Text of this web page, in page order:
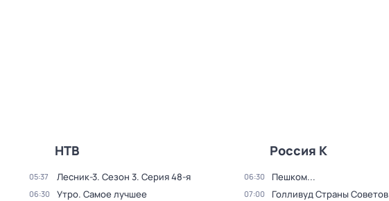
НТВ
05:37 Лесник-3. Сезон 3. Серия 48-я
06:30 Утро. Самое лучшее
Россия К
06:30 Пешком...
07:00 Голливуд Страны Советов